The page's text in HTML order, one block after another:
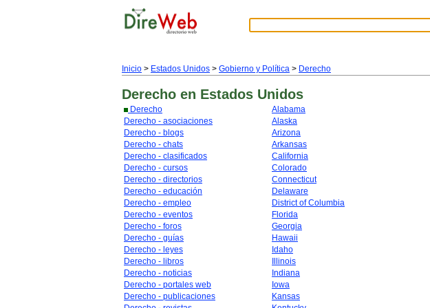
Inicio > Estados Unidos > Gobierno y Política > Derecho
Derecho en Estados Unidos
Derecho
Derecho - asociaciones
Derecho - blogs
Derecho - chats
Derecho - clasificados
Derecho - cursos
Derecho - directorios
Derecho - educación
Derecho - empleo
Derecho - eventos
Derecho - foros
Derecho - guías
Derecho - leyes
Derecho - libros
Derecho - noticias
Derecho - portales web
Derecho - publicaciones
Alabama
Alaska
Arizona
Arkansas
California
Colorado
Connecticut
Delaware
District of Columbia
Florida
Georgia
Hawaii
Idaho
Illinois
Indiana
Iowa
Kansas